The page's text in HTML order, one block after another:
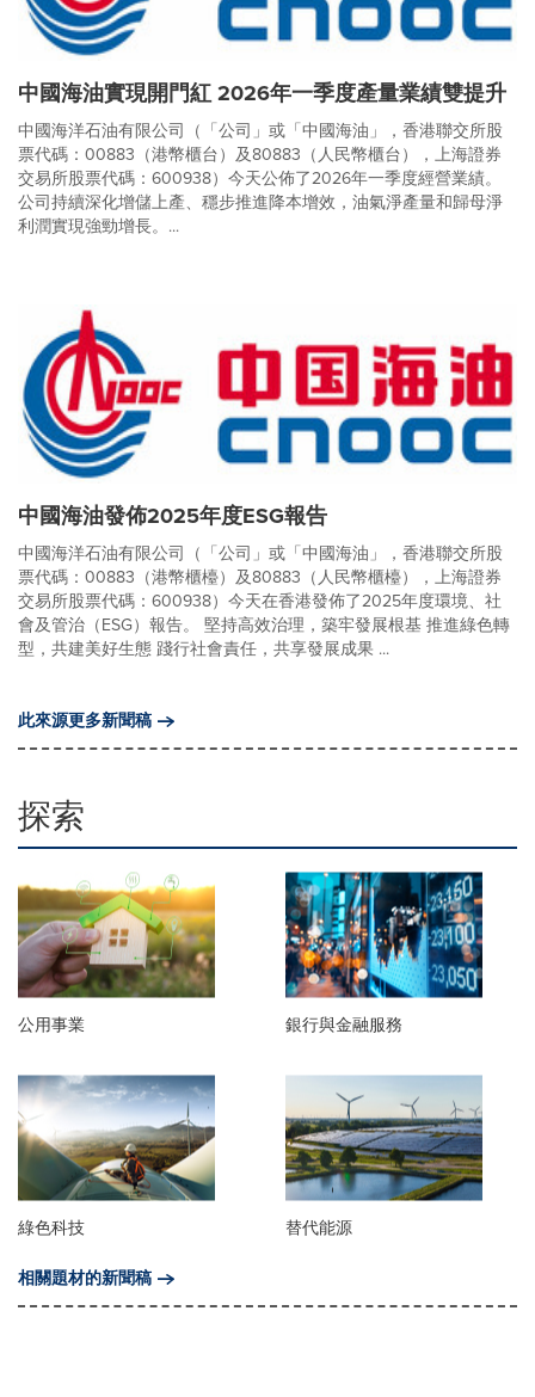
中國海油實現開門紅 2026年一季度產量業績雙提升
中國海洋石油有限公司（「公司」或「中國海油」，香港聯交所股
票代碼：00883（港幣櫃台）及80883（人民幣櫃台），上海證券
交易所股票代碼：600938）今天公佈了2026年一季度經營業績。
公司持續深化增儲上產、穩步推進降本增效，油氣淨產量和歸母淨
利潤實現強勁增長。...
中國海油發佈2025年度ESG報告
中國海洋石油有限公司（「公司」或「中國海油」，香港聯交所股
票代碼：00883（港幣櫃檯）及80883（人民幣櫃檯），上海證券
交易所股票代碼：600938）今天在香港發佈了2025年度環境、社
會及管治（ESG）報告。 堅持高效治理，築牢發展根基 推進綠色轉
型，共建美好生態 踐行社會責任，共享發展成果 ...
此來源更多新聞稿
探索
公用事業 銀行與金融服務
綠色科技
替代能源
相關題材的新聞稿